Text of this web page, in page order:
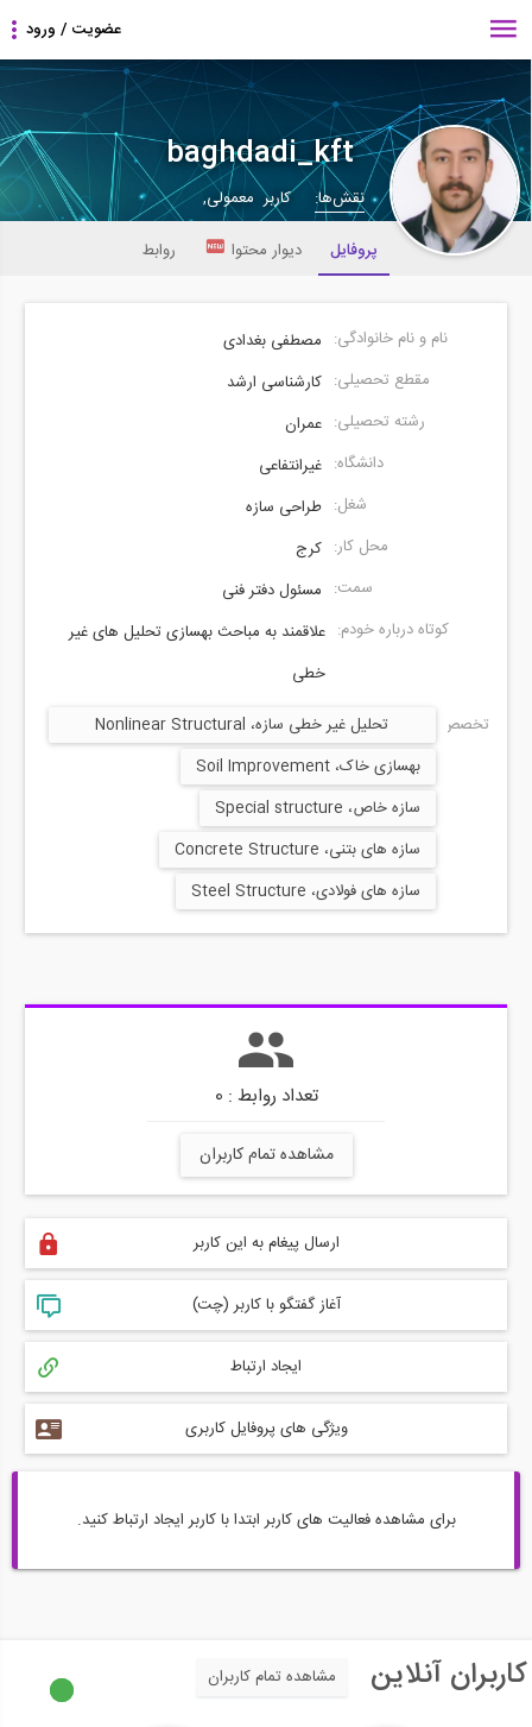
baghdadi_kft
نقش‌ها:
کاربر معمولی,
پروفایل
دیوار محتوا روابط
نام و نام خانوادگی: مصطفی بغدادی
مقطع تحصیلی: کارشناسی ارشد
رشته تحصیلی: عمران
دانشگاه: غیرانتفاعی
شغل: طراحی سازه
محل کار: کرج
سمت: مسئول دفتر فنی
کوتاه درباره خودم: علاقمند به مباحث بهسازی تحلیل های غیر
خطی
تخصص ها:
تحلیل غیر خطی سازه، Nonlinear Structural
Analysis
بهسازی خاک، Soil Improvement
سازه خاص، Special structure
سازه های بتنی، Concrete Structure
سازه های فولادی، Steel Structure
تعداد روابط : 0
مشاهده تمام کاربران
ارسال پیغام به این کاربر
آغاز گفتگو با کاربر (چت)
ایجاد ارتباط
ویژگی های پروفایل کاربری
برای مشاهده فعالیت های کاربر ابتدا با کاربر ایجاد ارتباط کنید.
کاربران آنلاین مشاهده تمام کاربران